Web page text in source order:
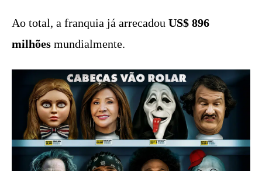
Ao total, a franquia já arrecadou US$ 896
milhões mundialmente.